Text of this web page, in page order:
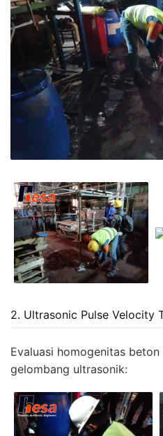
2. Ultrasonic Pulse Velocity
Evaluasi homogenitas
gelombang ultrasonik: